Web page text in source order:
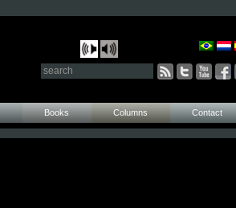
Books Columns Contact